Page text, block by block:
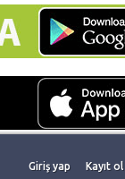
Giriş yap Kayıt ol